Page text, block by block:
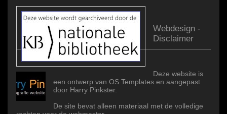
Webdesign -
Disclaimer
Deze website is
een ontwerp van OS Templates en aangepast
door Harry Pinkster.
De site bevat alleen materiaal met de volledige